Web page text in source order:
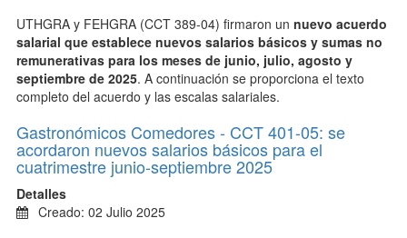
UTHGRA y FEHGRA (CCT 389-04) firmaron un nuevo acuerdo
salarial que establece nuevos salarios básicos y sumas no
remunerativas para los meses de junio, julio, agosto y
septiembre de 2025. A continuación se proporciona el texto
completo del acuerdo y las escalas salariales.
Gastronómicos Comedores - CCT 401-05: se
acordaron nuevos salarios básicos para el
cuatrimestre junio-septiembre 2025
Detalles
Creado: 02 Julio 2025